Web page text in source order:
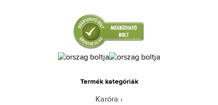
Termék kategóriák
Karóra